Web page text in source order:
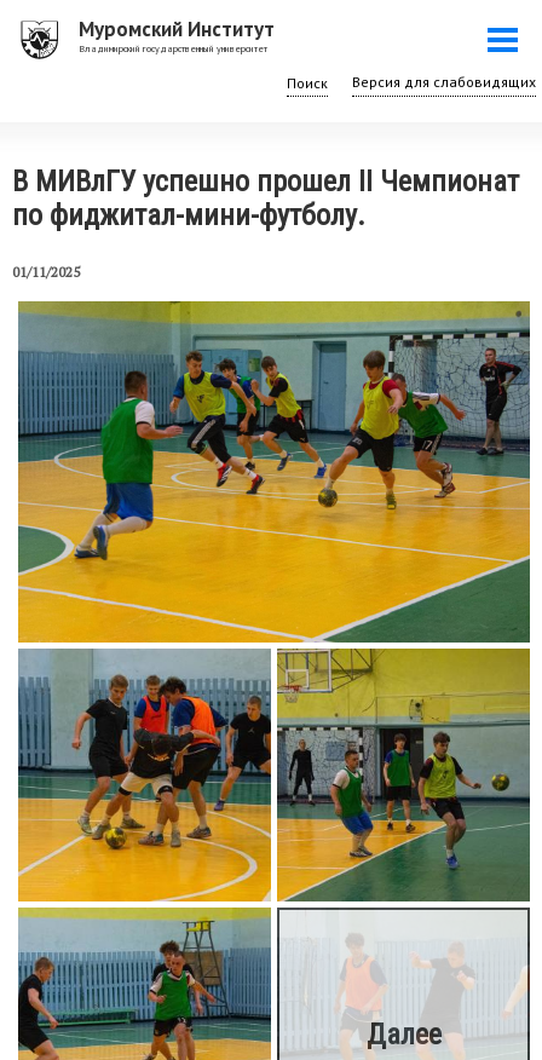
Перейти
Муромский Институт
Владимирский государственный университет
Поиск
В МИВлГУ успешно прошел II Чемпионат
по фиджитал-мини-футболу.
01/11/2025